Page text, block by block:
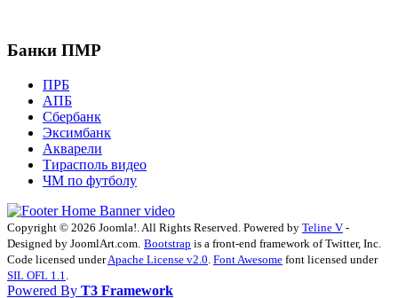
Банки ПМР
ПРБ
АПБ
Сбербанк
Эксимбанк
Акварели
Тирасполь видео
ЧМ по футболу
Copyright © 2026 Joomla!. All Rights Reserved. Powered by Teline V -
Designed by JoomlArt.com. Bootstrap is a front-end framework of Twitter, Inc.
Code licensed underApache License v2.0 Font Awesome font licensed under
SIL OFL 1.1
Powered By T3 Framework